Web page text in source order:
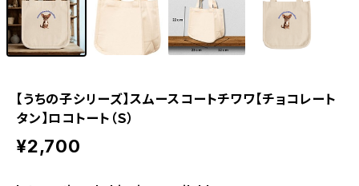
【うちの子シリーズ】スムースコートチワワ【チョコレート
タン】ロコトート（Ｓ）
¥2,700